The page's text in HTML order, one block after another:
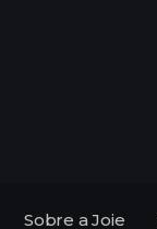
Sobre a Joie